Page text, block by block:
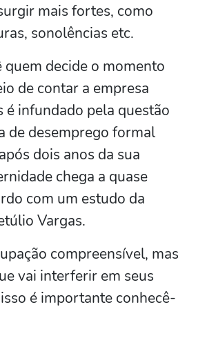
mais fortes, como
sonolências etc.
quem decide o momento
de contar a empresa
é infundado pela questão
de desemprego formal
dois anos da sua
chega a quase
com um estudo da
Vargas.
compreensível, mas
vai interferir em seus
é importante conhecê-